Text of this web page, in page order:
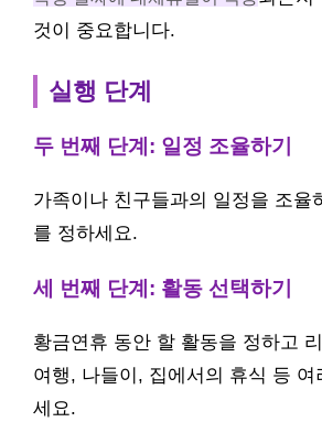
것이 중요합니다.
실행 단계
두 번째 단계: 일정 조율하기
가족이나 친구들과의 일정을 조율
를 정하세요.
세 번째 단계: 활동 선택하기
황금연휴 동안 할 활동을 정하고
여행, 나들이, 집에서의 휴식 등
세요.